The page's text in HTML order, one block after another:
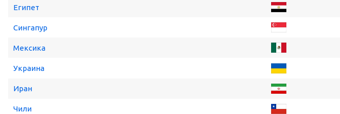
Египет
Сингапур
Мексика
Украина
Иран
Чили